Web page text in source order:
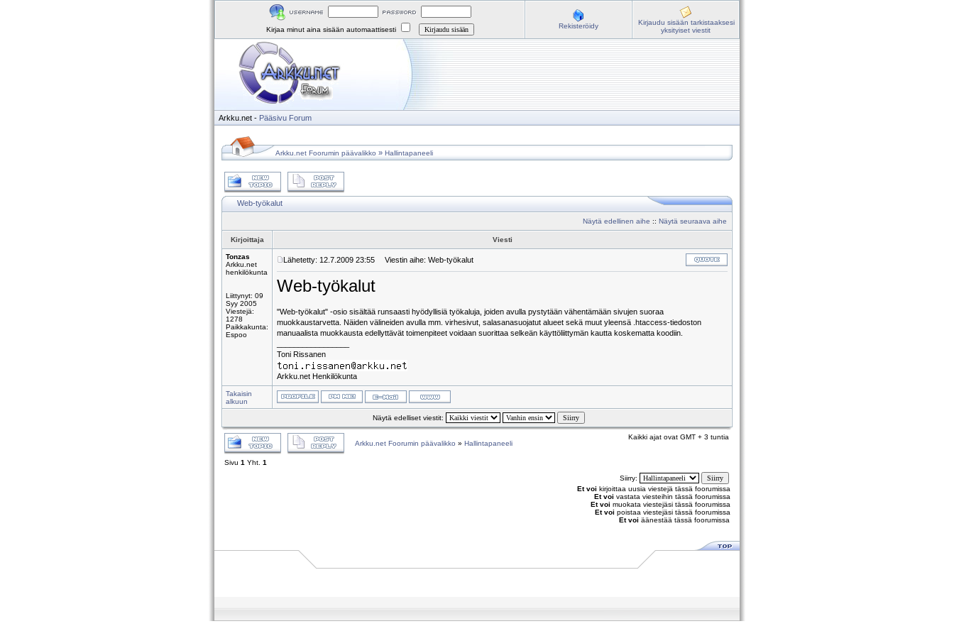
Kirjaa minut aina sisään automaattisesti Rekisteröidy
Kirjaudu sisään tarkistaaksesi
yksityiset viestit
Arkku.net - Pääsivu Forum
Arkku.net Foorumin päävalikko » Hallintapaneeli
Web-työkalut
Näytä edellinen aihe :: Näytä seuraava aihe
Kirjoittaja Viesti
Tonzas
Arkku.net
henkilökunta
Liittynyt: 09
Syy 2005
Viestejä:
1278
Paikkakunta:
Espoo
Lähetetty: 12.7.2009 23:55 Viestin aihe: Web-työkalut
Web-työkalut
"Web-työkalut" -osio sisältää runsaasti hyödyllisiä työkaluja, joiden avulla pystytään vähentämään sivujen suoraa
muokkaustarvetta. Näiden välineiden avulla mm. virhesivut, salasanasuojatut alueet sekä muut yleensä .htaccess-tiedoston
manuaalista muokkausta edellyttävät toimenpiteet voidaan suorittaa selkeän käyttöliittymän kautta koskematta koodiin.
Toni Rissanen
Arkku.net Henkilökunta
Takaisin
alkuun
Näytä edelliset viestit:
Arkku.net Foorumin päävalikko » Hallintapaneeli
Kaikki ajat ovat GMT + 3 tuntia
Sivu 1 Yht. 1
Siirry:
Et voi kirjoittaa uusia viestejä tässä foorumissa
Et voi vastata viesteihin tässä foorumissa
Et voi muokata viestejäsi tässä foorumissa
Et voi poistaa viestejäsi tässä foorumissa
Et voi äänestää tässä foorumissa